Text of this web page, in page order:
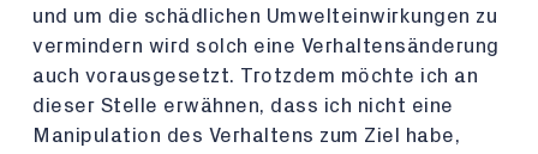
und um die schädlichen Umwelteinwirkungen zu
vermindern wird solch eine Verhaltensänderung
auch vorausgesetzt. Trotzdem möchte ich an
dieser Stelle erwähnen, dass ich nicht eine
Manipulation des Verhaltens zum Ziel habe,